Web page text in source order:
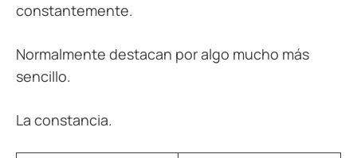
constantemente.
Normalmente destacan por algo mucho más
sencillo.
La constancia.